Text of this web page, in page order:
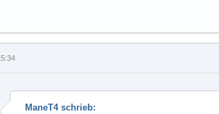
ManeT4 schrieb: